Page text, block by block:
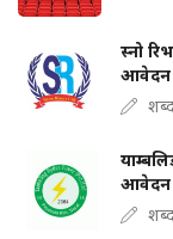
स्नो
आवेदन
आवेदन